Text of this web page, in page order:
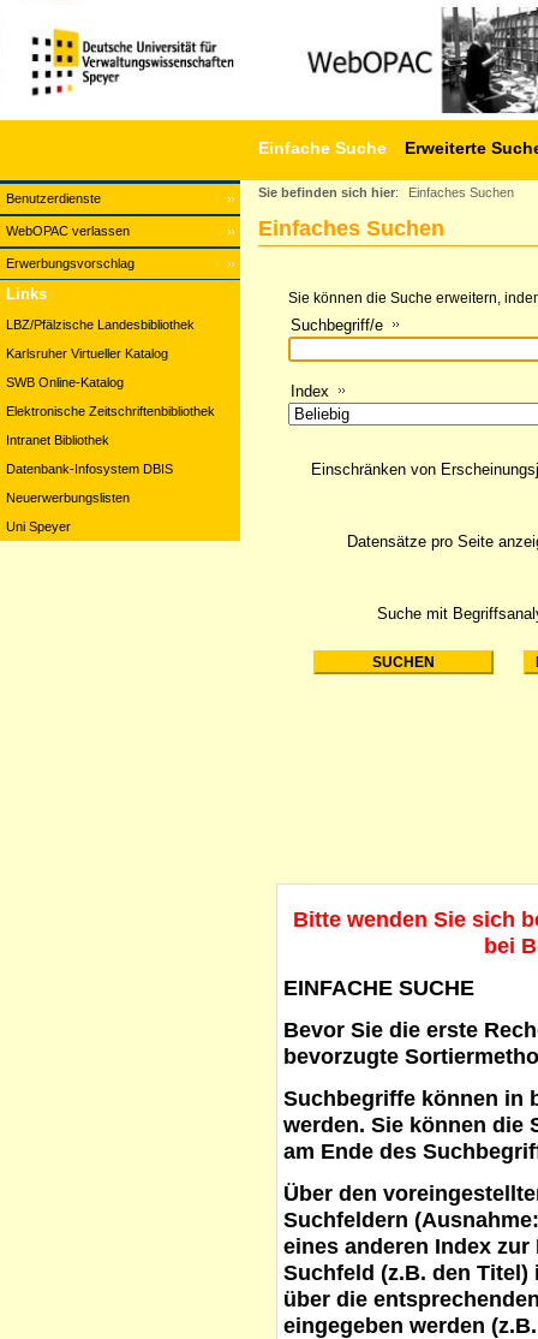
Benutzerdienste
WebOPAC verlassen
Erwerbungsvorschlag
Einfache Suche Erweiterte
Links
LBZ/Pfälzische Landesbibliothek
Karlsruher Virtueller Katalog
SWB Online-Katalog
Elektronische Zeitschriftenbibliothek
Intranet Bibliothek
Datenbank-Infosystem DBIS
Neuerwerbungslisten
Uni Speyer
Sie befinden sich hier: Einfaches Suchen
Einfaches Suchen
Sie können die Suche erweitern,
Suchbegriff/e
Index
Suche mit
Einschränken von
Datensätze pro Seite
Bitte wenden Sie sich
bei
EINFACHE SUCHE
Bevor Sie die erste
bevorzugte
Suchbegriffe können in
werden. Sie können die
am Ende des
Über den
Suchfeldern
eines anderen Index
Suchfeld (z.B. den
über die
eingegeben werden